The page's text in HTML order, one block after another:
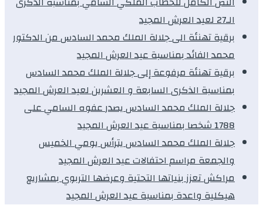
الـ27 لعيد العرش المجيد
برقية تهنئة الى جلالة الملك محمد السادس من الدكتور
محمد الفائد بمناسبة عيد العرش المجيد
برقية تهنئة مرفوعة إلى جلالة الملك محمد السادس
بمناسبة الذكرى السابعة و العشرين لعيد العرش المجيد
جلالة الملك محمد السادس يصدر عفوه السامي على
1788 شخصا بمناسبة عيد العرش المجيد
جلالة الملك محمد السادس يترأس يومي الخميس
والجمعة مراسم احتفالات عيد العرش المجيد
مراكش تعزز بنياتها التحتية وعرضها التربوي بمشاريع
هيكلية واعدة بمناسبة عيد العرش المجيد